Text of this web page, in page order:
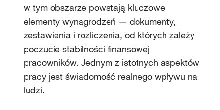
w tym obszarze powstają kluczowe
elementy wynagrodzeń — dokumenty,
zestawienia i rozliczenia, od których zależy
poczucie stabilności finansowej
pracowników. Jednym z istotnych aspektów
pracy jest świadomość realnego wpływu na
ludzi.